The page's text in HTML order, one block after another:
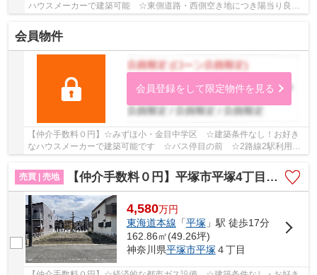
ハウスメーカーで建築可能 ☆東側道路・西側空き地につき陽当り良
会員物件
会員登録をして限定物件を見る
【仲介手数料０円】☆みずほ小・金目中学区 ☆建築条件なし！お好き
なハウスメーカーで建築可能です ☆バス停目の前 ☆2路線2駅利用
可 ☆カースペース複数台駐車可能♪ 【平塚市の土地（...
売買 | 売地
【仲介手数料０円】平塚市平塚4丁目 土地（売地） 建築条件なし 全2区画
4,580万円
東海道本線 「平塚 」駅 徒歩17分
162.86㎡(49.26坪)
神奈川県平塚市平塚 ４丁目